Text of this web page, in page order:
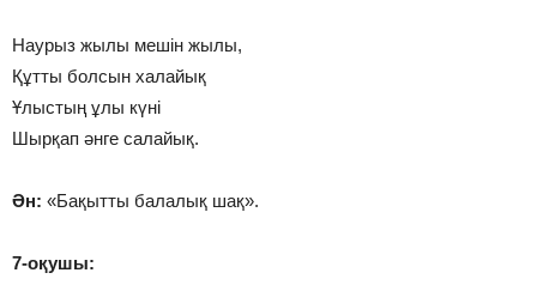
Наурыз жылы мешін жылы,
Құтты болсын халайық
Ұлыстың ұлы күні
Шырқап әнге салайық.
Ән: «Бақытты балалық шақ».
7-оқушы: